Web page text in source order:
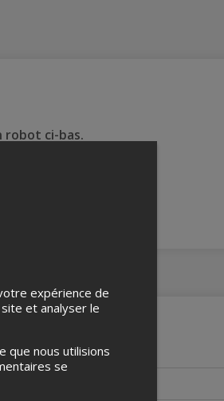
robot ci-bas.
expérience de
et analyser le
que nous utilisions
se